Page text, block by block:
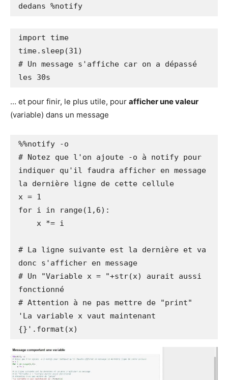
dedans %notify
import time
time.sleep(31)
# Un message s'affiche car on a dépassé
les 30s
… et pour finir, le plus utile, pour afficher une valeur
(variable) dans un message
%%notify -o
# Notez que l'on ajoute -o à notify pour
indiquer qu'il faudra afficher en message
la dernière ligne de cette cellule
x = 1
for i in range(1,6):
# La ligne suivante est la dernière et va
donc s'afficher en message
# Un "Variable x = "+str(x) aurait aussi
fonctionné
# Attention à ne pas mettre de "print"
'La variable x vaut maintenant
{}'.format(x)